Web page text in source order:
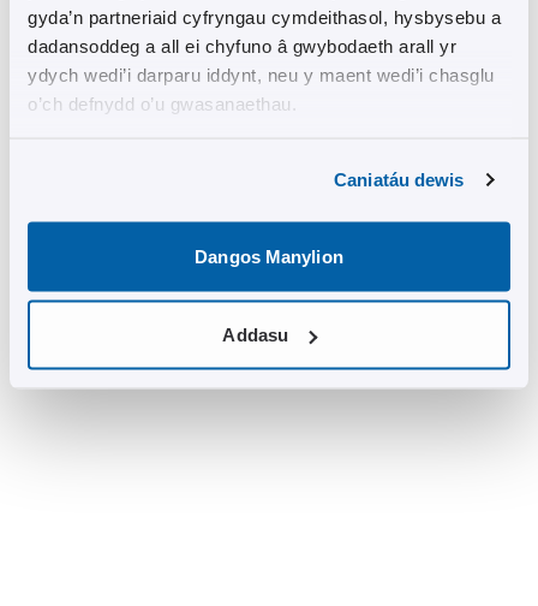
gyda’n partneriaid cyfryngau cymdeithasol, hysbysebu a
dadansoddeg a all ei chyfuno â gwybodaeth arall yr
ydych wedi’i darparu iddynt, neu y maent wedi’i chasglu
o’ch defnydd o’u gwasanaethau.
Caniatáu dewis
Dangos Manylion
Addasu